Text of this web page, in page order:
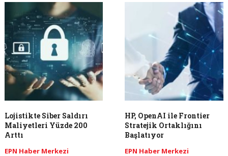
Lojistikte Siber Saldırı
Maliyetleri Yüzde 200
Arttı
EPN Haber Merkezi
HP, OpenAI ile Frontier
Stratejik Ortaklığını
Başlatıyor
EPN Haber Merkezi